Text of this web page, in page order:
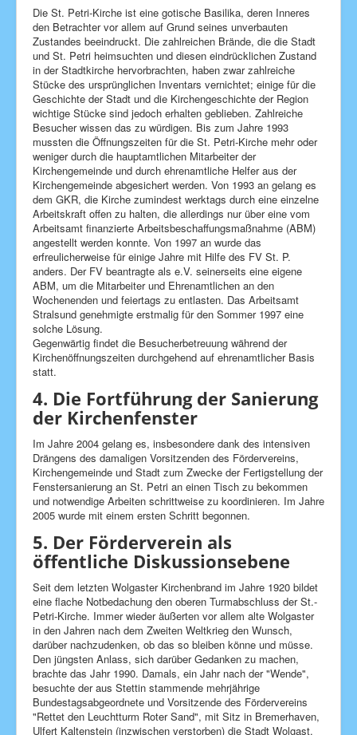
Die St. Petri-Kirche ist eine gotische Basilika, deren Inneres
den Betrachter vor allem auf Grund seines unverbauten
Zustandes beeindruckt. Die zahlreichen Brände, die die Stadt
und St. Petri heimsuchten und diesen eindrücklichen Zustand
in der Stadtkirche hervorbrachten, haben zwar zahlreiche
Stücke des ursprünglichen Inventars vernichtet; einige für die
Geschichte der Stadt und die Kirchengeschichte der Region
wichtige Stücke sind jedoch erhalten geblieben. Zahlreiche
Besucher wissen das zu würdigen. Bis zum Jahre 1993
mussten die Öffnungszeiten für die St. Petri-Kirche mehr oder
weniger durch die hauptamtlichen Mitarbeiter der
Kirchengemeinde und durch ehrenamtliche Helfer aus der
Kirchengemeinde abgesichert werden. Von 1993 an gelang es
dem GKR, die Kirche zumindest werktags durch eine einzelne
Arbeitskraft offen zu halten, die allerdings nur über eine vom
Arbeitsamt finanzierte Arbeitsbeschaffungsmaßnahme (ABM)
angestellt werden konnte. Von 1997 an wurde das
erfreulicherweise für einige Jahre mit Hilfe des FV St. P.
anders. Der FV beantragte als e.V. seinerseits eine eigene
ABM, um die Mitarbeiter und Ehrenamtlichen an den
Wochenenden und feiertags zu entlasten. Das Arbeitsamt
Stralsund genehmigte erstmalig für den Sommer 1997 eine
solche Lösung.
Gegenwärtig findet die Besucherbetreuung während der
Kirchenöffnungszeiten durchgehend auf ehrenamtlicher Basis
statt.
4. Die Fortführung der Sanierung
der Kirchenfenster
Im Jahre 2004 gelang es, insbesondere dank des intensiven
Drängens des damaligen Vorsitzenden des Fördervereins,
Kirchengemeinde und Stadt zum Zwecke der Fertigstellung der
Fenstersanierung an St. Petri an einen Tisch zu bekommen
und notwendige Arbeiten schrittweise zu koordinieren. Im Jahre
2005 wurde mit einem ersten Schritt begonnen.
5. Der Förderverein als
öffentliche Diskussionsebene
Seit dem letzten Wolgaster Kirchenbrand im Jahre 1920 bildet
eine flache Notbedachung den oberen Turmabschluss der St.-
Petri-Kirche. Immer wieder äußerten vor allem alte Wolgaster
in den Jahren nach dem Zweiten Weltkrieg den Wunsch,
darüber nachzudenken, ob das so bleiben könne und müsse.
Den jüngsten Anlass, sich darüber Gedanken zu machen,
brachte das Jahr 1990. Damals, ein Jahr nach der "Wende",
besuchte der aus Stettin stammende mehrjährige
Bundestagsabgeordnete und Vorsitzende des Fördervereins
"Rettet den Leuchtturm Roter Sand", mit Sitz in Bremerhaven,
Ulfert Kaltenstein (inzwischen verstorben) die Stadt Wolgast.